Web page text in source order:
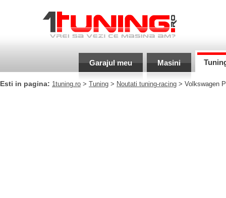
Garajul meu Masini
Esti in pagina: 1tuning.ro > Tuning > Noutati tuning-racing > Volkswagen